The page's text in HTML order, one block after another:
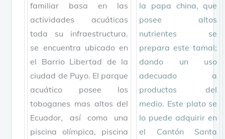
familiar basa en las
actividades acuáticas
toda su infraestructura.
se encuentra ubicado en
el Barrio Libertad de la
ciudad de Puyo. El parque
acuático posee los
toboganes mas altos del
Ecuador, así como una
piscina olímpica, piscina
la papa china, que
posee altos
nutrientes se
prepara este tamal;
dando un uso
adecuado a
productos del
medio. Este plato se
lo puede adquirir en
el Cantón Santa